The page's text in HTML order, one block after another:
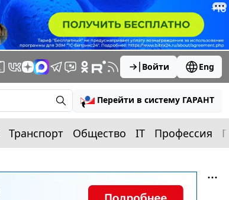
Войти Eng
Перейти в систему ГАРАНТ
Транспорт Общество IT Профессия